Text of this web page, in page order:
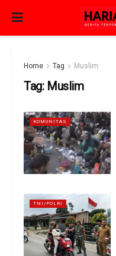
Home Tag Muslim
Tag: Muslim
KOMUNITAS
TNI/POLRI